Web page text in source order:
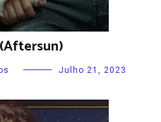
Julho 21, 2023